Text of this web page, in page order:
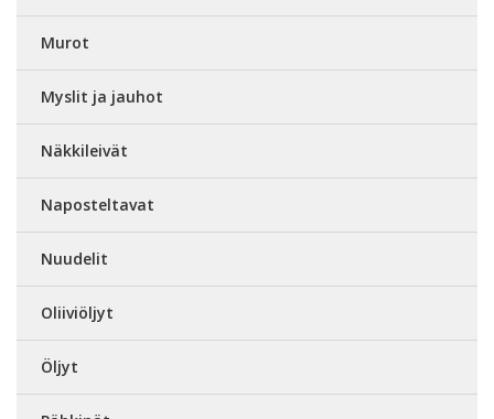
Murot
Myslit ja jauhot
Näkkileivät
Naposteltavat
Nuudelit
Oliiviöljyt
Öljyt